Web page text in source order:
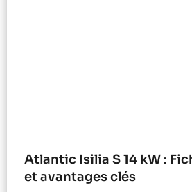
Atlantic Isilia S 14 kW :
et avantages clés